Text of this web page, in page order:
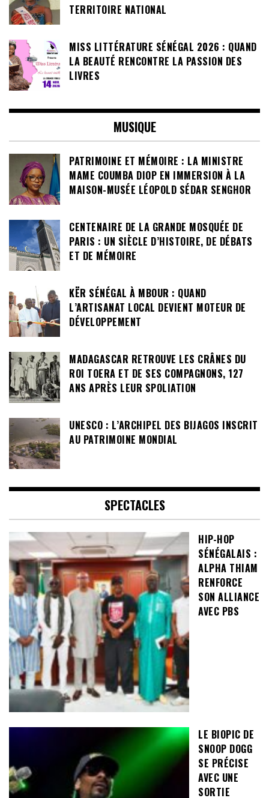
TERRITOIRE NATIONAL
MISS LITTÉRATURE SÉNÉGAL 2026 : QUAND
LA BEAUTÉ RENCONTRE LA PASSION DES
LIVRES
MUSIQUE
PATRIMOINE ET MÉMOIRE : LA MINISTRE
MAME COUMBA DIOP EN IMMERSION À LA
MAISON-MUSÉE LÉOPOLD SÉDAR SENGHOR
CENTENAIRE DE LA GRANDE MOSQUÉE DE
PARIS : UN SIÈCLE D’HISTOIRE, DE DÉBATS
ET DE MÉMOIRE
KËR SÉNÉGAL À MBOUR : QUAND
L’ARTISANAT LOCAL DEVIENT MOTEUR DE
DÉVELOPPEMENT
MADAGASCAR RETROUVE LES CRÂNES DU
ROI TOERA ET DE SES COMPAGNONS, 127
ANS APRÈS LEUR SPOLIATION
UNESCO : L’ARCHIPEL DES BIJAGOS INSCRIT
AU PATRIMOINE MONDIAL
SPECTACLES
HIP-HOP
SÉNÉGALAIS :
ALPHA THIAM
RENFORCE
SON ALLIANCE
AVEC PBS
LE BIOPIC DE
SNOOP DOGG
SE PRÉCISE
AVEC UNE
SORTIE